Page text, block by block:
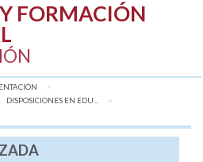
FORMACIÓN
DISPOSICIONES EN EDU...